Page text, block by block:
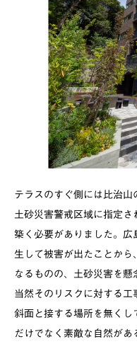
テラスのすぐ側には比治
土砂災害警戒区域に指定
築く必要がありました。
生して被害が出たことか
なるものの、土砂災害を懸
当然そのリスクに対する
斜面と接する場所を無く
だけでなく素敵な自然が